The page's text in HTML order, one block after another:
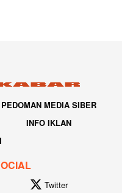
PEDOMAN MEDIA SIBER
INFO IKLAN
Twitter